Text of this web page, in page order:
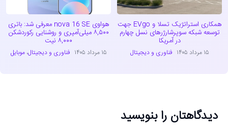
همکاری استراتژیک تسلا و EVgo جهت
توسعه شبکه سوپرشارژرهای نسل چهارم
در آمریکا
۱۵ مرداد ۱۴۰۵ فناوری و دیجیتال
هواوی nova 16 SE معرفی شد: باتری
۸,۵۰۰ میلی‌آمپری و روشنایی رکوردشکن
۸,۰۰۰ نیت
۱۵ مرداد ۱۴۰۵ فناوری و دیجیتال،موبایل
دیدگاهتان را بنویسید